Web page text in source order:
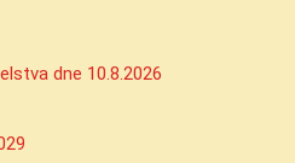
dne 10.8.2026